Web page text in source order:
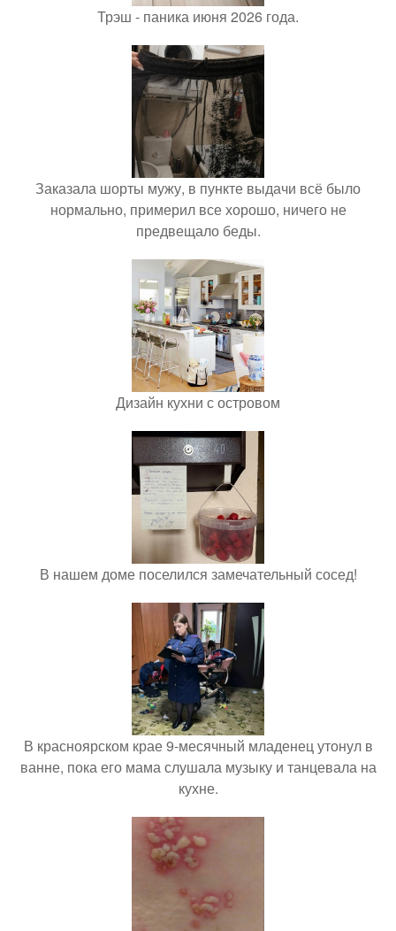
Трэш - паника июня 2026 года.
Заказала шорты мужу, в пункте выдачи всё было
нормально, примерил все хорошо, ничего не
предвещало беды.
Дизайн кухни с островом
В нашем доме поселился замечательный сосед!
В красноярском крае 9-месячный младенец утонул в
ванне, пока его мама слушала музыку и танцевала на
кухне.